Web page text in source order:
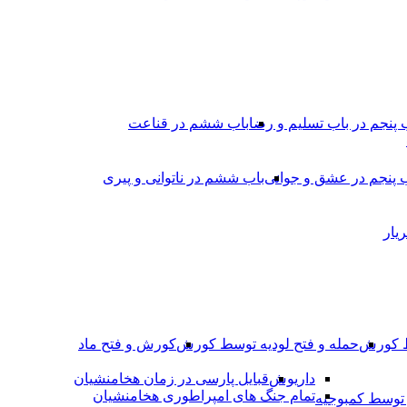
پنجم در باب تسلیم و رضاباب ششم در قناعت
پنجم در عشق و جوانىباب ششم در ناتوانى و پیرى
کورشحمله و فتح لودیه توسط کورشکورش و فتح ماد
کمبوجیه
داریوشقبایل پارسی در زمان هخامنشیان
تمام جنگ های امپراطوری هخامنشیان